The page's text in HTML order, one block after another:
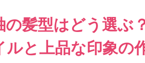
の髪型はどう選ぶ
ルと上品な印象の